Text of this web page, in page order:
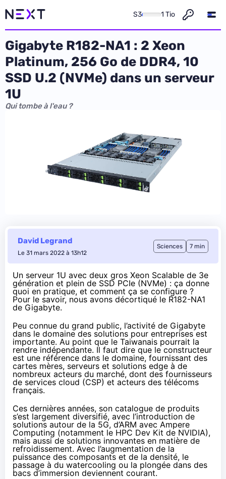
S3 1 Tio
Gigabyte R182-NA1 : 2 Xeon
Platinum, 256 Go de DDR4, 10
SSD U.2 (NVMe) dans un serveur
1U
Qui tombe à l'eau ?
David Legrand
Le 31 mars 2022 à 13h12
Sciences 7 min
Un serveur 1U avec deux gros Xeon Scalable de 3e
génération et plein de SSD PCIe (NVMe) : ça donne
quoi en pratique, et comment ça se configure ?
Pour le savoir, nous avons décortiqué le R182-NA1
de Gigabyte.
Peu connue du grand public, l’activité de Gigabyte
dans le domaine des solutions pour entreprises est
importante. Au point que le Taiwanais pourrait la
rendre indépendante. Il faut dire que le constructeur
est une référence dans le domaine, fournissant des
cartes mères, serveurs et solutions edge à de
nombreux acteurs du marché, dont des fournisseurs
de services cloud (CSP) et acteurs des télécoms
français.
Ces dernières années, son catalogue de produits
s’est largement diversifié, avec l’introduction de
solutions autour de la 5G, d’ARM avec Ampere
Computing (notamment le HPC Dev Kit de NVIDIA),
mais aussi de solutions innovantes en matière de
refroidissement. Avec l’augmentation de la
puissance des composants et de la densité, le
passage à du watercooling ou la plongée dans des
bacs d’immersion deviennent courant.